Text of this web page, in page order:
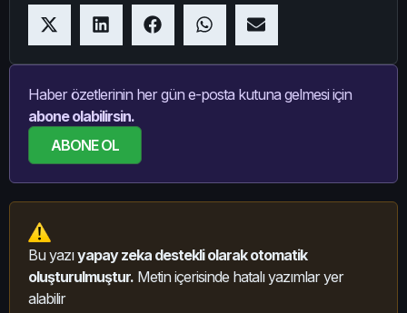
Haber özetlerinin her gün e-posta kutuna gelmesi için
abone olabilirsin.
ABONE OL
Bu yazıyapay zeka destekli olarak otomatik
oluşturulmuştur. Metin içerisinde hatalı yazımlar yer
alabilir